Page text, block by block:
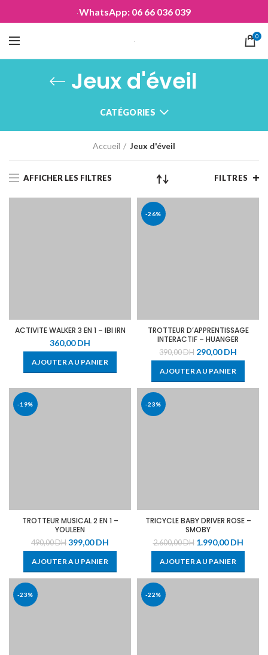
WhatsApp: 06 66 036 039
0
Jeux d'éveil
CATÉGORIES
Accueil Jeux d'éveil
AFFICHER LES FILTRES FILTRES
ACTIVITE WALKER 3 EN 1 – IBI IRN
360,00DH
AJOUTER AU PANIER
-26%
TROTTEUR D’APPRENTISSAGE
INTERACTIF – HUANGER
390,00DH 290,00DH
AJOUTER AU PANIER
-19%
TROTTEUR MUSICAL 2 EN 1 –
YOULEEN
490,00DH 399,00DH
AJOUTER AU PANIER
-23%
TRICYCLE BABY DRIVER ROSE –
SMOBY
2.600,00DH 1.990,00DH
AJOUTER AU PANIER
-23% -22%